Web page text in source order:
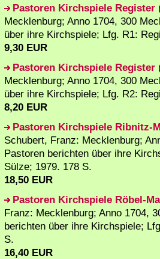
Pastoren Kirchspiele Register
Mecklenburg; Anno 1704, 300
über ihre Kirchspiele; Lfg. R1:
9,30 EUR
Pastoren Kirchspiele Register
Mecklenburg; Anno 1704, 300
über ihre Kirchspiele; Lfg. R2:
8,20 EUR
Pastoren Kirchspiele Ribnitz-
Schubert, Franz: Mecklenburg;
Pastoren berichten über ihre
Sülze; 1979. 178 S.
18,50 EUR
Pastoren Kirchspiele Röbel-
Franz: Mecklenburg; Anno 1704,
berichten über ihre Kirchspiele;
S.
16,40 EUR